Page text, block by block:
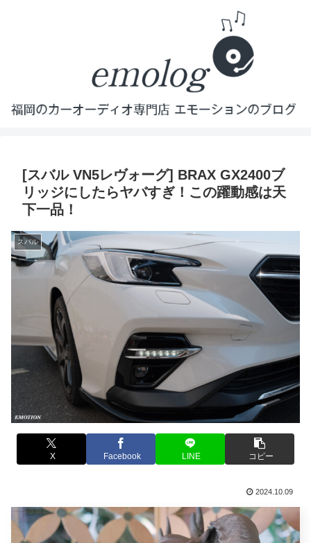
[スバル VN5レヴォーグ] BRAX GX2400ブ
リッジにしたらヤバすぎ！この躍動感は天
下一品！
スバル
X Facebook LINE コピー
2024.10.09